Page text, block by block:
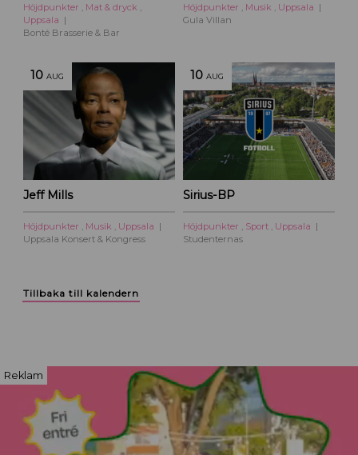
Höjdpunkter , Mat & dryck ,
Uppsala
Bonté Brasserie & Bar
Höjdpunkter , Musik , Uppsala
Gula Villan
10 AUG
Jeff Mills
Höjdpunkter , Musik , Uppsala
Uppsala Konsert & Kongress
10 AUG
Sirius-BP
Höjdpunkter , Sport , Uppsala
Studenternas
Tillbaka till kalendern
Reklam